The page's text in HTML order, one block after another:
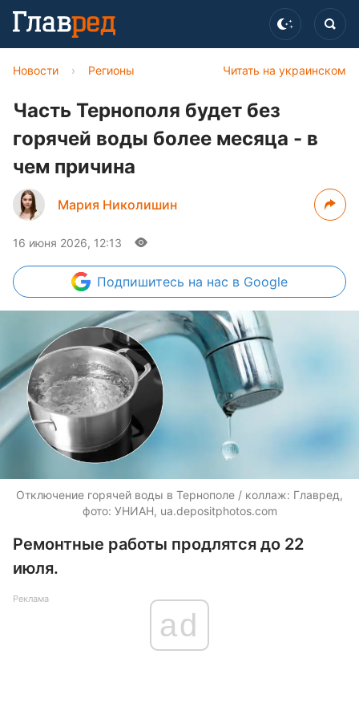
Читать на украинском
Новости › Регионы
Часть Тернополя будет без
горячей воды более месяца - в
чем причина
Мария Николишин
16 июня 2026, 12:13
Подпишитесь на нас в Google
Отключение горячей воды в Тернополе / коллаж: Главред,
фото: УНИАН, ua.depositphotos.com
Ремонтные работы продлятся до 22
июля.
Реклама
ad